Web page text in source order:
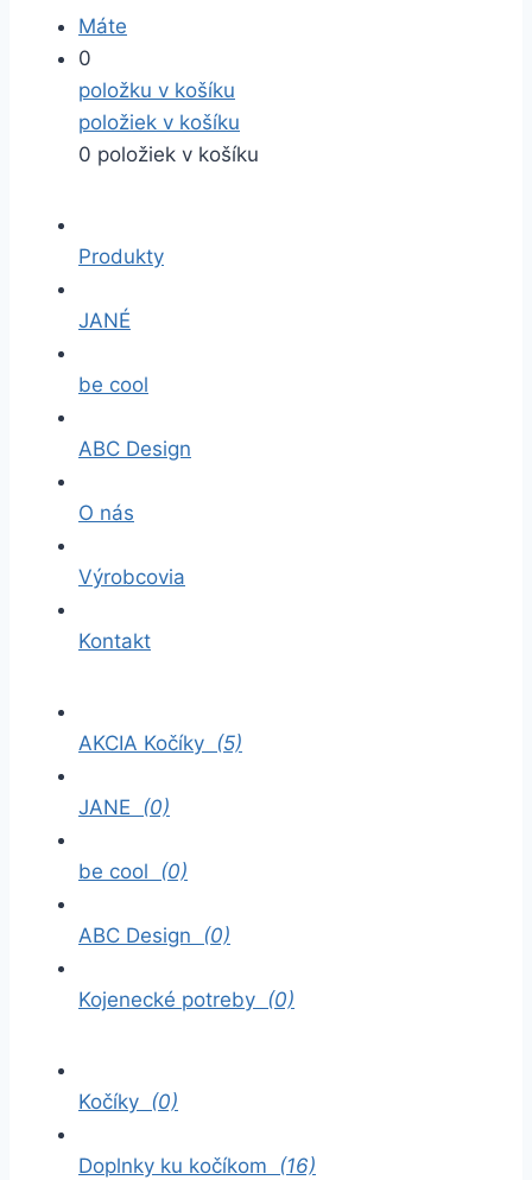
Máte
0
položku v košíku
položiek v košíku
0 položiek v košíku
Produkty
JANÉ
be cool
ABC Design
O nás
Výrobcovia
Kontakt
AKCIA Kočíky (5)
JANE (0)
be cool (0)
ABC Design (0)
Kojenecké potreby (0)
Kočíky (0)
Doplnky ku kočíkom (16)